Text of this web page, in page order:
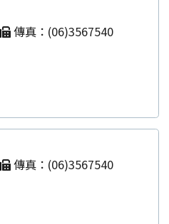
傳真：(06)3567540
傳真：(06)3567540